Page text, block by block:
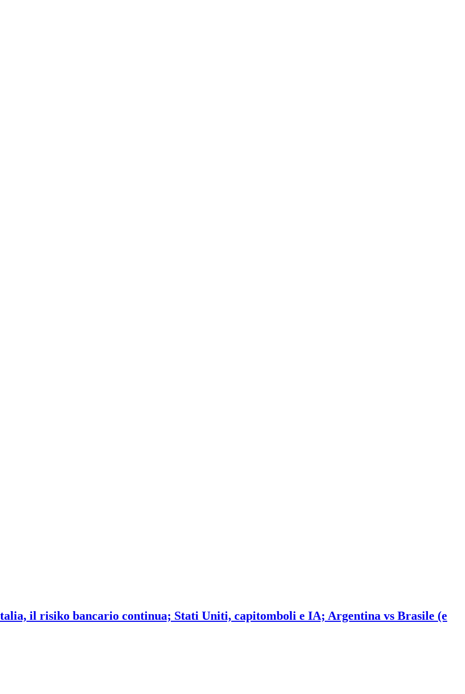
il risiko bancario continua; Stati Uniti, capitomboli e IA; Argentina vs Brasile (e